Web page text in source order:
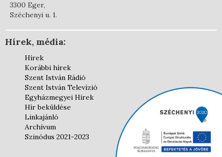
3300 Eger,
Széchenyi u. 1.
Hírek, média:
Hírek
Korábbi hírek
Szent István Rádió
Szent István Televízió
Egyházmegyei Hírek
Hír beküldése
Linkajánló
Archívum
Szinódus 2021-2023